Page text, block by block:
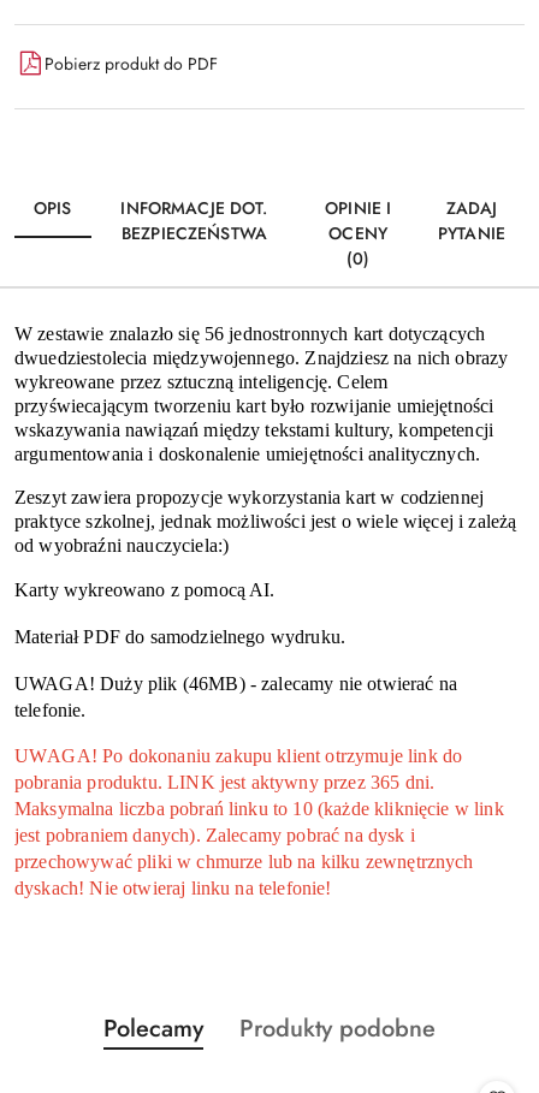
Pobierz produkt do PDF
OPIS
INFORMACJE DOT.
BEZPIECZEŃSTWA
OPINIE I
OCENY
(0)
ZADAJ
PYTANIE
W zestawie znalazło się 56 jednostronnych kart dotyczących
dwuedziestolecia międzywojennego. Znajdziesz na nich obrazy
wykreowane przez sztuczną inteligencję. Celem
przyświecającym tworzeniu kart było rozwijanie umiejętności
wskazywania nawiązań między tekstami kultury, kompetencji
argumentowania i doskonalenie umiejętności analitycznych.
Zeszyt zawiera propozycje wykorzystania kart w codziennej
praktyce szkolnej, jednak możliwości jest o wiele więcej i zależą
od wyobraźni nauczyciela:)
Karty wykreowano z pomocą AI.
Materiał PDF do samodzielnego wydruku.
UWAGA! Duży plik (46MB) - zalecamy nie otwierać na
telefonie.
UWAGA! Po dokonaniu zakupu klient otrzymuje link do
pobrania produktu. LINK jest aktywny przez 365 dni.
Maksymalna liczba pobrań linku to 10 (każde kliknięcie w link
jest pobraniem danych). Zalecamy pobrać na dysk i
przechowywać pliki w chmurze lub na kilku zewnętrznych
dyskach! Nie otwieraj linku na telefonie!
Pomiń karuzelę produktów
Produkty
o
Polecamy
Produkty
Produkty podobne